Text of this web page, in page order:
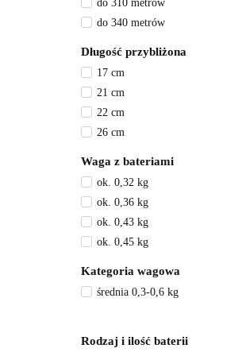
do 310 metrów
do 340 metrów
Długość przybliżona
17 cm
21 cm
22 cm
26 cm
Waga z bateriami
ok. 0,32 kg
ok. 0,36 kg
ok. 0,43 kg
ok. 0,45 kg
Kategoria wagowa
średnia 0,3-0,6 kg
Rodzaj i ilość baterii